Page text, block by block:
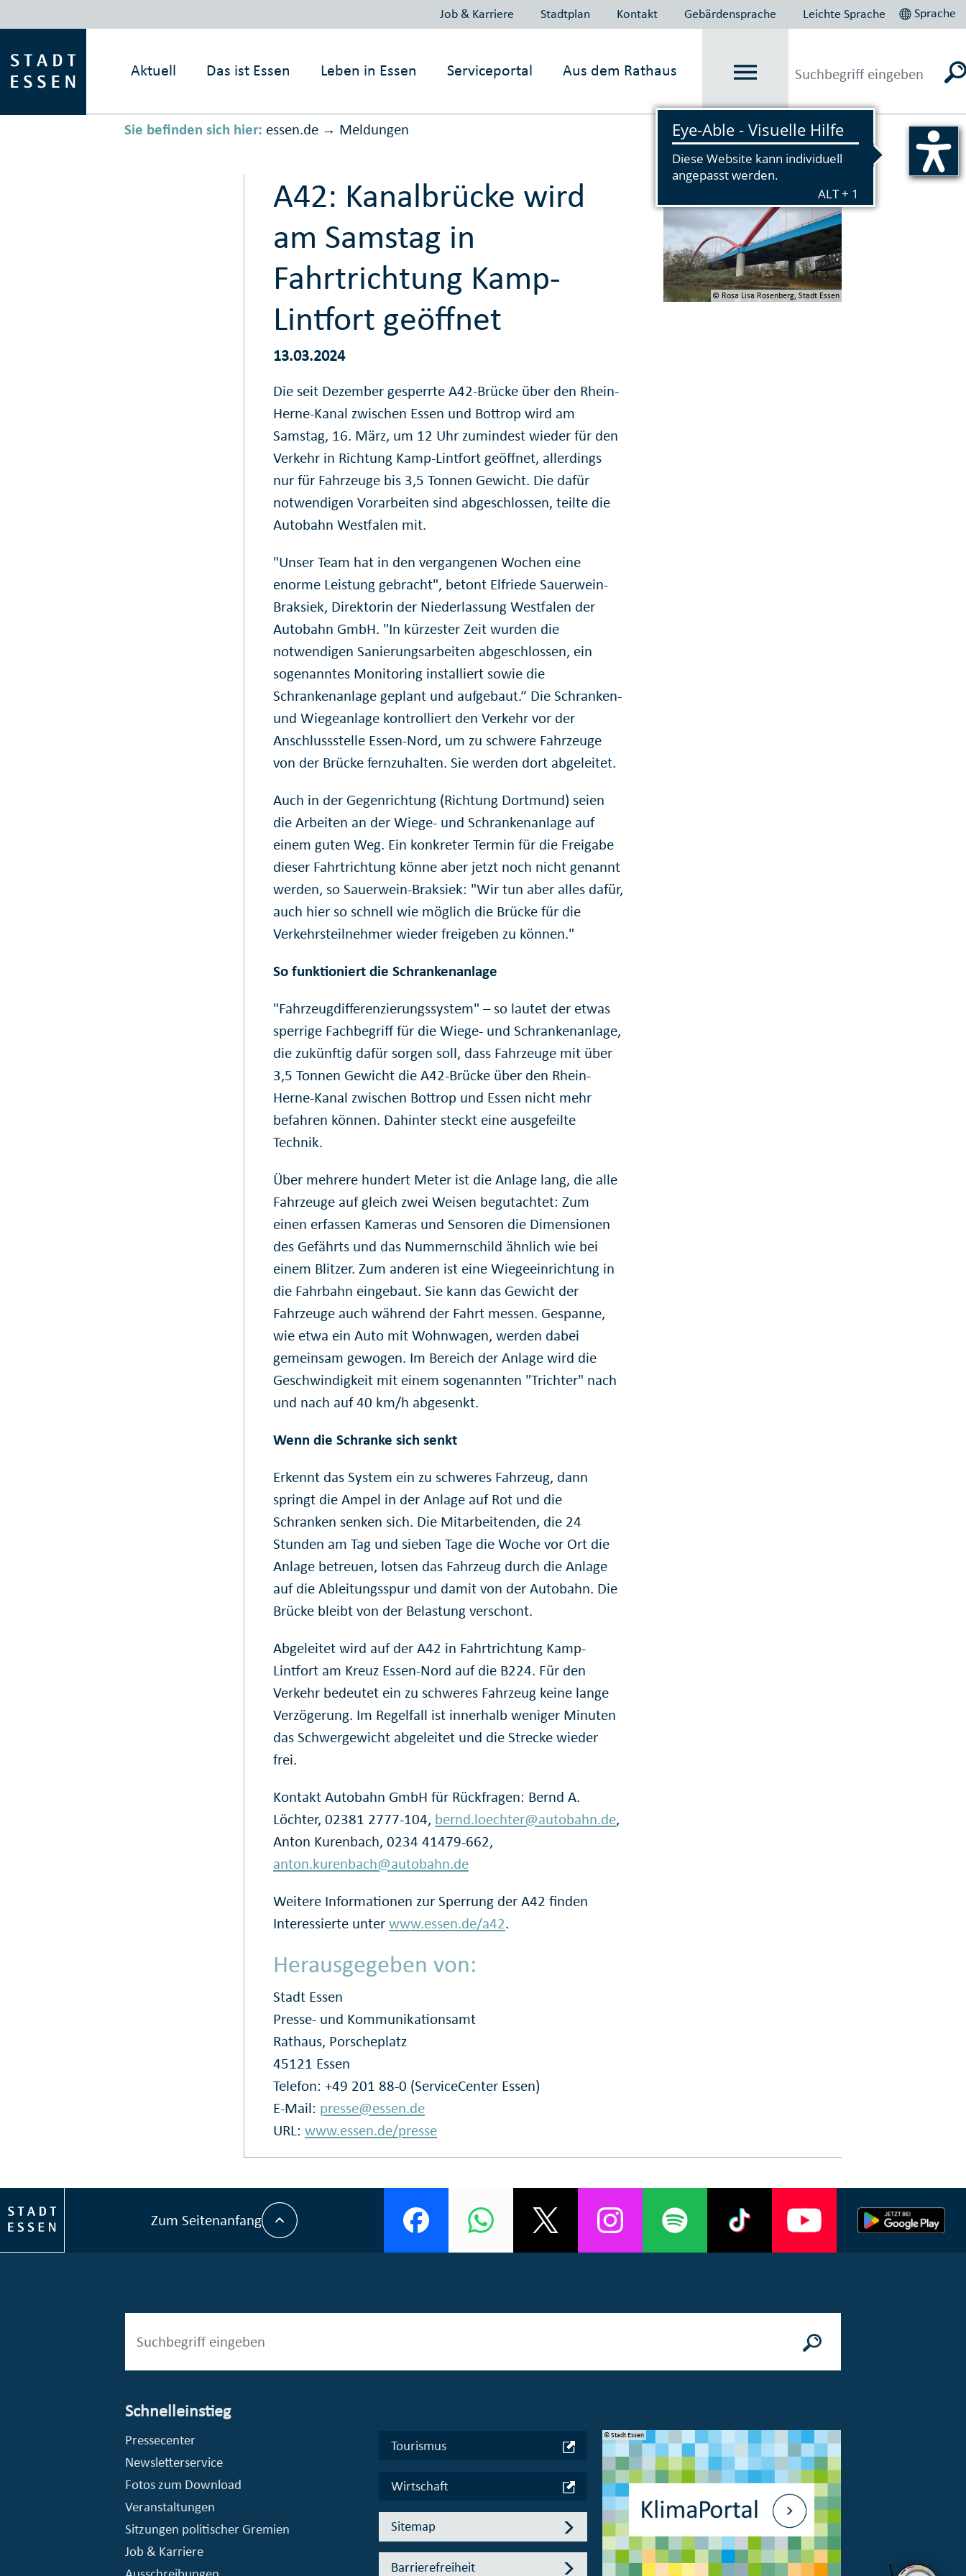
Job & Karriere Stadtplan Kontakt Gebärdensprache Leichte Sprache Sprache
Aktuell Das ist Essen Leben in Essen Serviceportal Aus dem Rathaus
Sie befinden sich hier: essen.de → Meldungen Vorlesen
A42: Kanalbrücke wird
am Samstag in
Fahrtrichtung Kamp-
Lintfort geöffnet
13.03.2024
Die seit Dezember gesperrte A42-Brücke über den Rhein-
Herne-Kanal zwischen Essen und Bottrop wird am
Samstag, 16. März, um 12 Uhr zumindest wieder für den
Verkehr in Richtung Kamp-Lintfort geöffnet, allerdings
nur für Fahrzeuge bis 3,5 Tonnen Gewicht. Die dafür
notwendigen Vorarbeiten sind abgeschlossen, teilte die
Autobahn Westfalen mit.
"Unser Team hat in den vergangenen Wochen eine
enorme Leistung gebracht", betont Elfriede Sauerwein-
Braksiek, Direktorin der Niederlassung Westfalen der
Autobahn GmbH. "In kürzester Zeit wurden die
notwendigen Sanierungsarbeiten abgeschlossen, ein
sogenanntes Monitoring installiert sowie die
Schrankenanlage geplant und aufgebaut.“ Die Schranken-
und Wiegeanlage kontrolliert den Verkehr vor der
Anschlussstelle Essen-Nord, um zu schwere Fahrzeuge
von der Brücke fernzuhalten. Sie werden dort abgeleitet.
Auch in der Gegenrichtung (Richtung Dortmund) seien
die Arbeiten an der Wiege- und Schrankenanlage auf
einem guten Weg. Ein konkreter Termin für die Freigabe
dieser Fahrtrichtung könne aber jetzt noch nicht genannt
werden, so Sauerwein-Braksiek: "Wir tun aber alles dafür,
auch hier so schnell wie möglich die Brücke für die
Verkehrsteilnehmer wieder freigeben zu können."
So funktioniert die Schrankenanlage
"Fahrzeugdifferenzierungssystem" – so lautet der etwas
sperrige Fachbegriff für die Wiege- und Schrankenanlage,
die zukünftig dafür sorgen soll, dass Fahrzeuge mit über
3,5 Tonnen Gewicht die A42-Brücke über den Rhein-
Herne-Kanal zwischen Bottrop und Essen nicht mehr
befahren können. Dahinter steckt eine ausgefeilte
Technik.
Über mehrere hundert Meter ist die Anlage lang, die alle
Fahrzeuge auf gleich zwei Weisen begutachtet: Zum
einen erfassen Kameras und Sensoren die Dimensionen
des Gefährts und das Nummernschild ähnlich wie bei
einem Blitzer. Zum anderen ist eine Wiegeeinrichtung in
die Fahrbahn eingebaut. Sie kann das Gewicht der
Fahrzeuge auch während der Fahrt messen. Gespanne,
wie etwa ein Auto mit Wohnwagen, werden dabei
gemeinsam gewogen. Im Bereich der Anlage wird die
Geschwindigkeit mit einem sogenannten "Trichter" nach
und nach auf 40 km/h abgesenkt.
Wenn die Schranke sich senkt
Erkennt das System ein zu schweres Fahrzeug, dann
springt die Ampel in der Anlage auf Rot und die
Schranken senken sich. Die Mitarbeitenden, die 24
Stunden am Tag und sieben Tage die Woche vor Ort die
Anlage betreuen, lotsen das Fahrzeug durch die Anlage
auf die Ableitungsspur und damit von der Autobahn. Die
Brücke bleibt von der Belastung verschont.
Abgeleitet wird auf der A42 in Fahrtrichtung Kamp-
Lintfort am Kreuz Essen-Nord auf die B224. Für den
Verkehr bedeutet ein zu schweres Fahrzeug keine lange
Verzögerung. Im Regelfall ist innerhalb weniger Minuten
das Schwergewicht abgeleitet und die Strecke wieder
frei.
Kontakt Autobahn GmbH für Rückfragen: Bernd A.
Löchter, 02381 2777-104, bernd.loechter@autobahn.de,
Anton Kurenbach, 0234 41479-662,
anton.kurenbach@autobahn.de
Weitere Informationen zur Sperrung der A42 finden
Interessierte unterwww.essen.de/a42.
Herausgegeben von:
Stadt Essen
Presse- und Kommunikationsamt
Rathaus, Porscheplatz
45121 Essen
Telefon: +49 201 88-0 (ServiceCenter Essen)
E-Mail: presse@essen.de
URL:www.essen.de/presse
© Rosa Lisa Rosenberg, Stadt Essen
Zum Seitenanfang
Schnelleinstieg
Pressecenter
Newsletterservice
Fotos zum Download
Veranstaltungen
Sitzungen politischer Gremien
Job & Karriere
Tourismus
Wirtschaft
Sitemap
Barrierefreiheit
© Stadt Essen, Presse- und Kommunikationsamt © Stadt Essen